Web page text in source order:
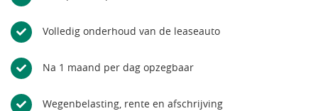
Volledig onderhoud van de leaseauto
Na 1 maand per dag opzegbaar
Wegenbelasting, rente en afschrijving